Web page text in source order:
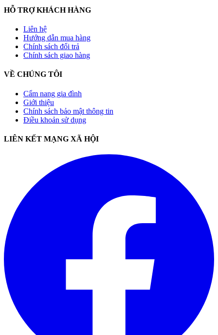
HỖ TRỢ KHÁCH HÀNG
Liên hệ
Hướng dẫn mua hàng
Chính sách đổi trả
Chính sách giao hàng
VỀ CHÚNG TÔI
Cẩm nang gia đình
Giới thiệu
Chính sách bảo mật thông tin
Điều khoản sử dụng
LIÊN KẾT MẠNG XÃ HỘI